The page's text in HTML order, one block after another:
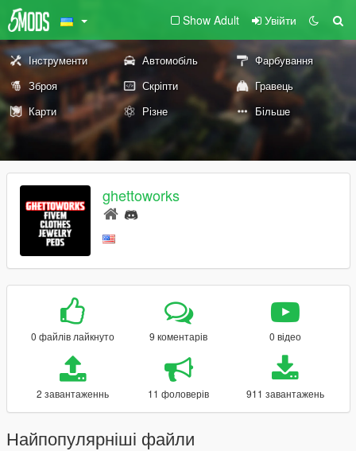
Show Adult Увійти
Інструменти Автомобіль
Фарбування
Зброя
Скріпти
Гравець
Карти
Різне Більше
ghettoworks
0 файлів лайкнуто 9 коментарів 0 відео
2 завантаженнь 11 фоловерів 911 завантажень
Найпопулярніші файли